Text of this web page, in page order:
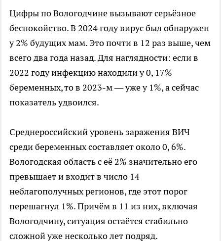
Цифры по Вологодчине вызывают серьёзное
беспокойство. В 2024 году вирус был обнаружен
у 2% будущих мам. Это почти в 12 раз выше, чем
всего два года назад. Для наглядности: если в
2022 году инфекцию находили у 0, 17%
беременных, то в 2023-м — уже у 1%, а сейчас
показатель удвоился.
Среднероссийский уровень заражения ВИЧ
среди беременных составляет около 0, 6%.
Вологодская область с её 2% значительно его
превышает и входит в число 14
неблагополучных регионов, где этот порог
перешагнул 1%. Причём в 11 из них, включая
Вологодчину, ситуация остаётся стабильно
сложной уже несколько лет подряд.